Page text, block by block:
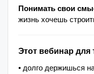
Понимать свои
жизнь хочешь
Этот вебинар для
• долго держишься